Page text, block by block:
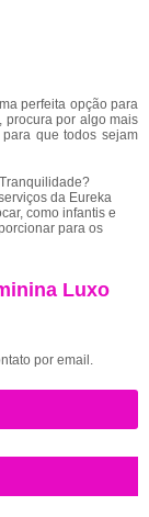
perfeita opção para
procura por algo mais
que todos sejam
da Eureka
como infantis e
para os
Luxo
por email.